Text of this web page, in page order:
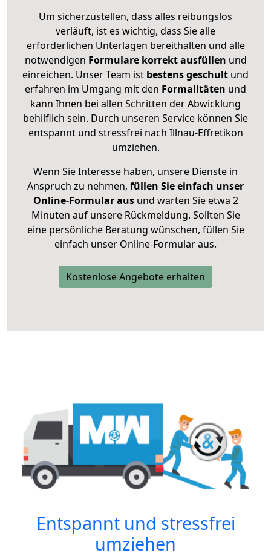
Um sicherzustellen, dass alles reibungslos
verläuft, ist es wichtig, dass Sie alle
erforderlichen Unterlagen bereithalten und alle
notwendigen Formulare korrekt ausfüllen und
einreichen. Unser Team ist bestens geschult und
erfahren im Umgang mit den Formalitäten und
kann Ihnen bei allen Schritten der Abwicklung
behilflich sein. Durch unseren Service können Sie
entspannt und stressfrei nach Illnau-Effretikon
umziehen.
Wenn Sie Interesse haben, unsere Dienste in
Anspruch zu nehmen, füllen Sie einfach unser
Online-Formular ausund warten Sie etwa 2
Minuten auf unsere Rückmeldung. Sollten Sie
eine persönliche Beratung wünschen, füllen Sie
einfach unser Online-Formular aus.
Kostenlose Angebote erhalten
Entspannt und stressfrei
umziehen